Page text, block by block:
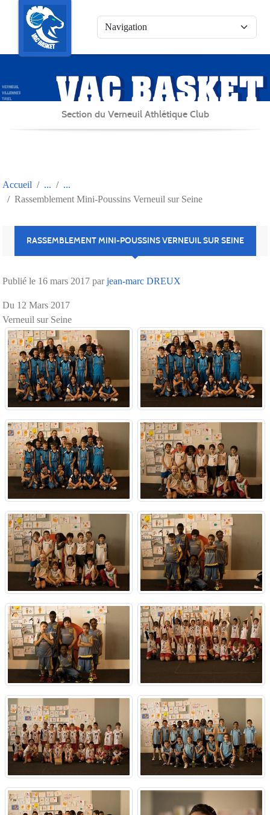
Section du Verneuil Athlétique Club
Accueil
Rassemblement Mini-Poussins Verneuil sur Seine
RASSEMBLEMENT MINI-POUSSINS VERNEUIL SUR SEINE
Publié le 16 mars 2017 parjean-marc DREUX
Du 12 Mars 2017
Verneuil sur Seine
Panneau de gestion des cookies